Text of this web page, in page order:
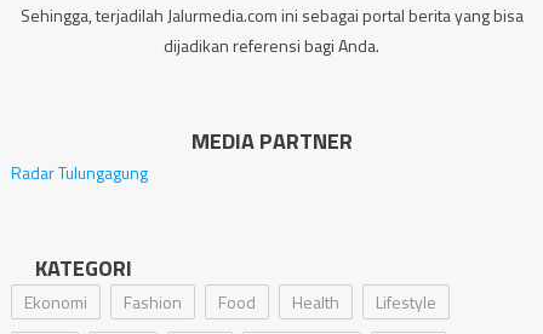
Sehingga, terjadilah Jalurmedia.com ini sebagai portal berita yang bisa
dijadikan referensi bagi Anda.
MEDIA PARTNER
Radar Tulungagung
KATEGORI
Ekonomi Fashion Food Health
Lifestyle